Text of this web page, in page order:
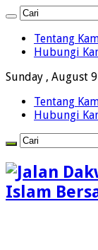
Tentang
Hubungi
Sunday , August
Tentang
Hubungi
Islam